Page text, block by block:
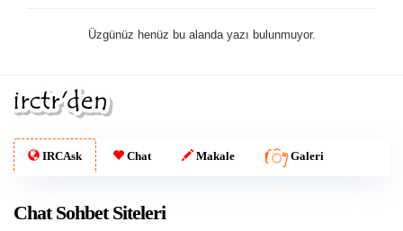
Üzgünüz henüz bu alanda yazı bulunmuyor.
IRCAsk Chat Makale Galeri
Chat Sohbet Siteleri